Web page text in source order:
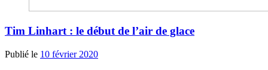
Tim Linhart : le début de l’air de glace
Publié le 10 février 2020